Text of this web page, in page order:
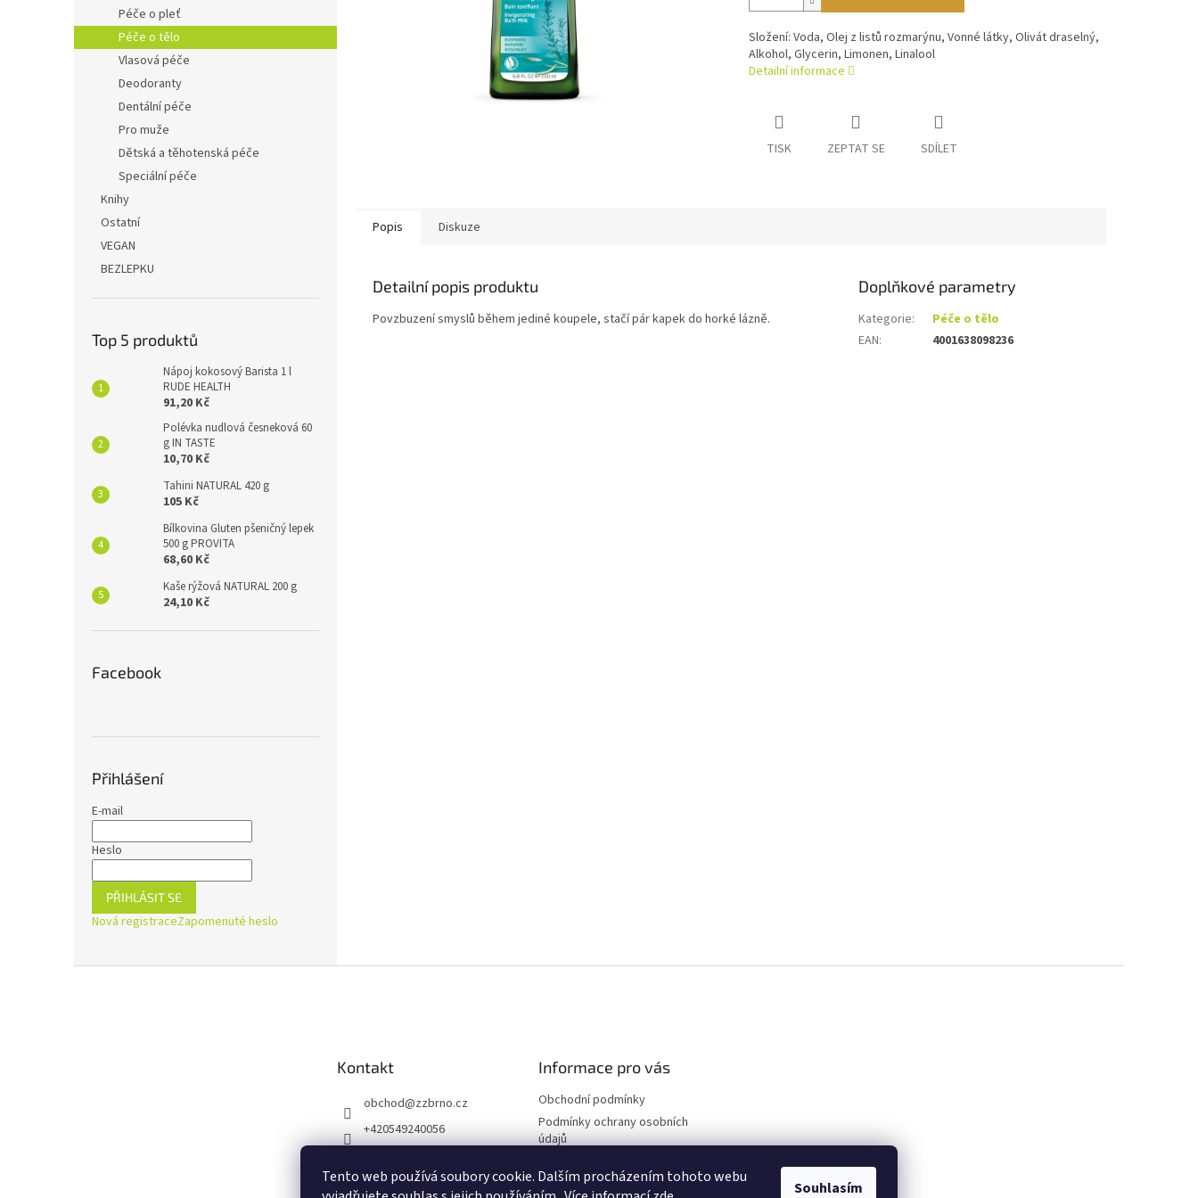
Tento web používá soubory cookie. Dalším procházením tohoto webu
Souhlasím
e
l
Péče o pleť
Péče o tělo
Vlasová péče
Deodoranty
Dentální péče
Pro muže
Dětská a těhotenská péče
Speciální péče
Knihy
Ostatní
VEGAN
BEZLEPKU
Top 5 produktů
Nápoj kokosový Barista 1 l
RUDE HEALTH
91,20 Kč
Polévka nudlová česneková 60
g IN TASTE
10,70 Kč
Tahini NATURAL 420 g
105 Kč
Bílkovina Gluten pšeničný lepek
500 g PROVITA
68,60 Kč
Kaše rýžová NATURAL 200 g
24,10 Kč
Facebook
Přihlášení
E-mail
Heslo
PŘIHLÁSIT SE
Nová registraceZapomenuté heslo
Složení: Voda, Olej z listů rozmarýnu, Vonné látky, Olivát draselný,
Alkohol, Glycerin, Limonen, Linalool
Detailní informace
TISK ZEPTAT SE SDÍLET
Popis Diskuze
Detailní popis produktu
Povzbuzení smyslů během jediné koupele, stačí pár kapek do horké lázně.
Doplňkové parametry
Kategorie:
Péče o tělo
EAN: 4001638098236
Kontakt
obchod@zzbrno.cz
+420549240056
ejnaZdravyzivot
Informace pro vás
Obchodní podmínky
Podmínky ochrany osobních
údajů